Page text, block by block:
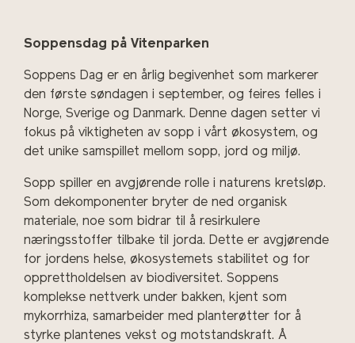
Soppensdag på Vitenparken
Soppens Dag er en årlig begivenhet som markerer
den første søndagen i september, og feires felles i
Norge, Sverige og Danmark. Denne dagen setter vi
fokus på viktigheten av sopp i vårt økosystem, og
det unike samspillet mellom sopp, jord og miljø.
Sopp spiller en avgjørende rolle i naturens kretsløp.
Som dekomponenter bryter de ned organisk
materiale, noe som bidrar til å resirkulere
næringsstoffer tilbake til jorda. Dette er avgjørende
for jordens helse, økosystemets stabilitet og for
opprettholdelsen av biodiversitet. Soppens
komplekse nettverk under bakken, kjent som
mykorrhiza, samarbeider med planterøtter for å
styrke plantenes vekst og motstandskraft. Å